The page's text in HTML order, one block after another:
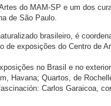
do MAM-SP e um dos
de São Paulo.
brasileiro, é
de exposições do Centro de
no Brasil e no
Havana; Quartos, de
Carlos Garaicoa,